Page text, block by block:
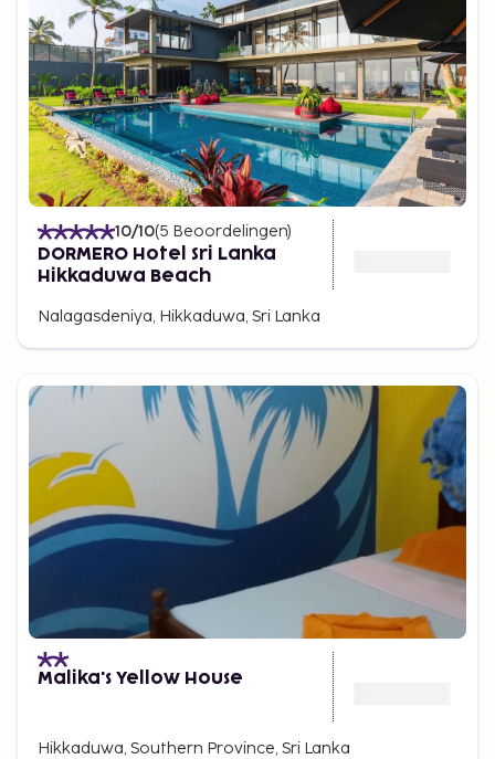
10/10(5 Beoordelingen)
DORMERO Hotel Sri Lanka
Hikkaduwa Beach
Nalagasdeniya, Hikkaduwa, Sri Lanka
Malika's Yellow House
Hikkaduwa, Southern Province, Sri Lanka